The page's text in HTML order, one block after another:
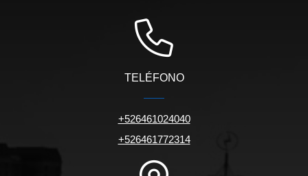
TELÉFONO
+526461024040
+526461772314